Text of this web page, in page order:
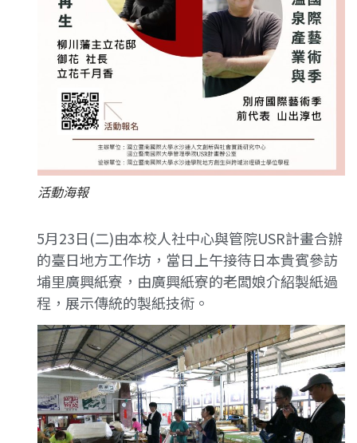
活動海報
5月23日(二)由本校人社中心與管院USR計畫合辦
的臺日地方工作坊，當日上午接待日本貴賓參訪
埔里廣興紙寮，由廣興紙寮的老闆娘介紹製紙過
程，展示傳統的製紙技術。